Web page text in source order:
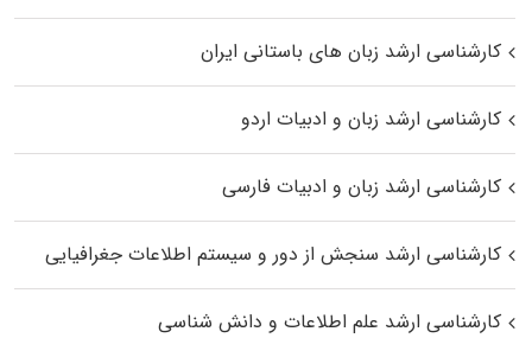
کارشناسی ارشد زبان‌ های باستانی ایران
کارشناسی ارشد زبان و ادبیات اردو
کارشناسی ارشد زبان و ادبیات فارسی
کارشناسی ارشد سنجش از دور و سیستم اطلاعات جغرافیایی
کارشناسی ارشد علم اطلاعات و دانش شناسی